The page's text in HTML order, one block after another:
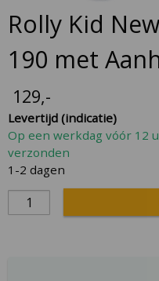
Rolly Kid
190 met
129,-
Levertijd (indicatie)
Op een werkdag vóór 12
verzonden
1-2 dagen
Skip
to
the
beginning
the
images
gallery